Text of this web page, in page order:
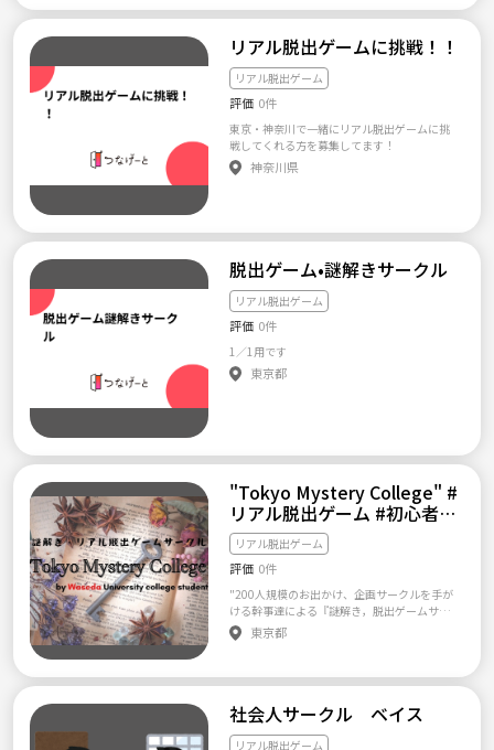
了】2023年2月4日(土) マーダーミステリー会
場所:コワーキングスペース向洋 ⇒5名参加
（男性3名、女性2名） ○【終了】2023年1月
28日(土) 親睦ボードゲーム会 場所:コワーキン
グスペース向洋 ⇒8名参加（男性8名） ○【終
了】2023年1月14日(土) 親睦ボードゲーム会
（男性2名、女性4名） ○【限定】2022年12
月23日(金) X'masイベント 場所:コワーキング
スペース向洋 ⇒12名参加（メンバー限定イベ
ニティーに入りたい方 ・友だちを作りたい方
KUCHO STATION/府中町) https://g.co/kgs/D
u2cD8 JR向洋駅南口から徒歩１分にあるレン
タルスペースです。広島市内の方はもちろんで
すが、東広島や呉方面からも電車１本で来れ
ます！ ■イベント時の持ち物 特にないので、
手ぶらでお越しください☺️ ※みんなで遊べる
ボードゲームやNintendo Switchなどの持ち込
みもOKです👌 ■『よりみちゲーム🎮️広島』
ーダーミステリー／TRPGなど ・どんな雰囲気
なのかな？と気になった方は、写真を載せて
いますのでそちらをご覧ください！😄 ※Twitt
er(@YorimichiGame)もあります。 ⚠️注意点
⚠️ 下記に該当した方は主催者の判断で脱退し
てもらう可能性がありますので、ご了承下さ
い。 ✖️宗教やネットワークビジネスの勧誘行
断で欠席された方 ✖️開始直前でのキャンセル
連絡 ✖️他メンバーへの迷惑行為やトラブル行
為 ✖️連絡が著しく取れない方 ✖️暴言や、著し
体温37.5度を超える方はイベント参加不可 ・
手洗い推奨 ・定期的なアルコール除菌推奨 ・
画・開発し、一緒に取り組んでいくコミュニ
職場の同僚との遊びや研修でも活用できるZス
ポーツの輪を広げていきましょう！ ■活動方
針や頻度 サークルの掲示板で新たなZスポーツ
案を募集し、実際にメンバーシップイベント
として開催して楽しみます。掲示板への投稿頻
度は月に4回以上、メンバーで行うZスポーツ
会を１ヶ月に２〜３回程度開きます！(基本無
料ですが、費用がかかる企画については都度
実費での参加となります) ■どんな人に来てほ
男女どなたでも大歓迎です！ ■どのように参
加してほしいか 世にない新しい遊びを実践す
る場ですので、面白くないゲームが出来上が
っても、そんな状況も楽しむようなスタンス
でお願いします。
リアル脱出ゲームに挑戦！！
リアル脱出ゲーム
評価 0件
東京・神奈川で一緒にリアル脱出ゲームに挑
戦してくれる方を募集してます！
神奈川県
脱出ゲーム•謎解きサークル
リアル脱出ゲーム
評価 0件
1／1用です
東京都
"Tokyo Mystery College" #
リアル脱出ゲーム #初心者大
多数 #友達作り
リアル脱出ゲーム
評価 0件
"200人規模のお出かけ、企画サークルを手が
ける幹事達による『謎解き，脱出ゲームサー
クル』" ☆初心者大歓迎✨✨ 大多数が初心者
の上、ヒラメキや協力が試されるイベントの
ます❗️ ☆大人気謎解きをチームの皆と❗️🔎 5
きに挑みましょう⚡️ 土日開催の脱出ゲームは,
班で謎を解きながら街歩き，食べ歩きを堪能
🍮‪𓂃 𓈒𓏸通常の脱出ゲームよりさらに仲を深め
東京都
社会人サークル ベイス
リアル脱出ゲーム